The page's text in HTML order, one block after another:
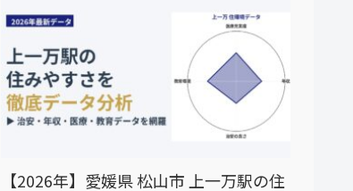
【2026年】愛媛県 松山市 上一万駅の住